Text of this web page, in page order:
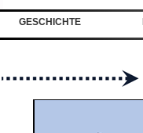
GESCHICHTE